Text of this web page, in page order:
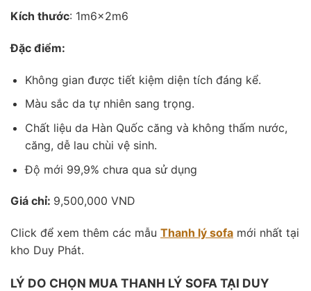
Kích thước: 1m6x2m6
Đặc điểm:
Không gian được tiết kiệm diện tích đáng kể.
Màu sắc da tự nhiên sang trọng.
Chất liệu da Hàn Quốc căng và không thấm nước,
căng, dễ lau chùi vệ sinh.
Độ mới 99,9% chưa qua sử dụng
Giá chỉ: 9,500,000 VND
Click để xem thêm các mẫu Thanh lý sofa mới nhất tại
kho Duy Phát.
LÝ DO CHỌN MUA THANH LÝ SOFA TẠI DUY